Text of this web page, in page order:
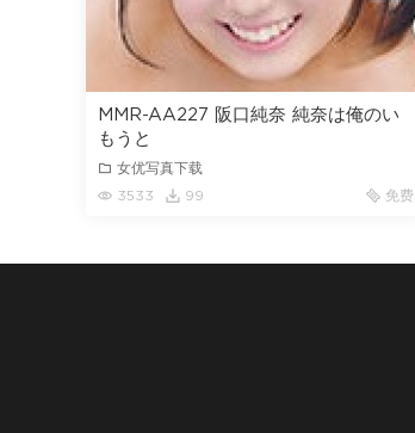
MMR-AA227 阪口純奈 純奈は俺のい
もうと
女优写真下载
3533
99 免费